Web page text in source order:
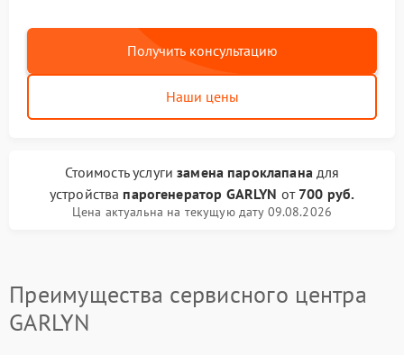
Получить консультацию
Наши цены
Стоимость услугизамена пароклапанадля
устройства парогенератор GARLYN от 700 руб.
Цена актуальна на текущую дату 09.08.2026
Преимущества сервисного центра
GARLYN